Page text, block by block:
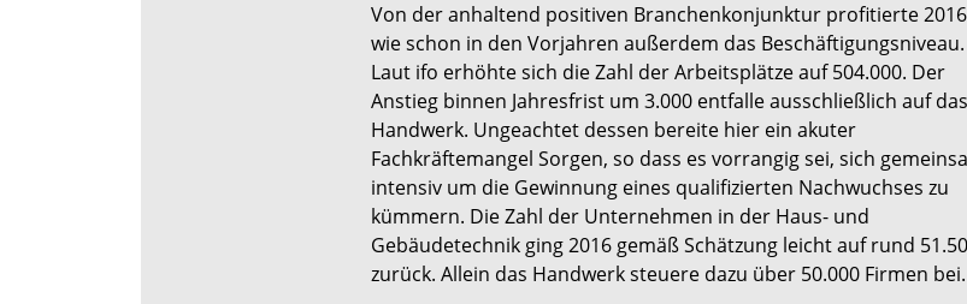
Von der anhaltend positiven Branchenkonjunktur profitierte 2016
wie schon in den Vorjahren außerdem das Beschäftigungsniveau.
Laut ifo erhöhte sich die Zahl der Arbeitsplätze auf 504.000. Der
Anstieg binnen Jahresfrist um 3.000 entfalle ausschließlich auf das
Handwerk. Ungeachtet dessen bereite hier ein akuter
Fachkräftemangel Sorgen, so dass es vorrangig sei, sich
intensiv um die Gewinnung eines qualifizierten Nachwuchses zu
kümmern. Die Zahl der Unternehmen in der Haus- und
Gebäudetechnik ging 2016 gemäß Schätzung leicht auf rund
zurück. Allein das Handwerk steuere dazu über 50.000 Firmen bei.